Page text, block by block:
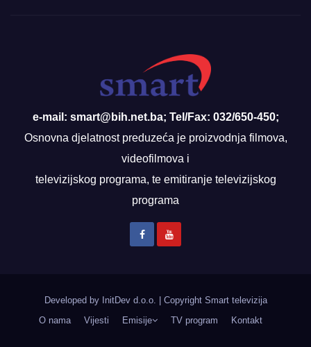
e-mail: smart@bih.net.ba; Tel/Fax: 032/650-450;
Osnovna djelatnost preduzeća je proizvodnja filmova,
videofilmova i
televizijskog programa, te emitiranje televizijskog
programa
Developed by InitDev d.o.o.
Copyright Smart televizija
O nama
Vijesti Emisije TV program Kontakt